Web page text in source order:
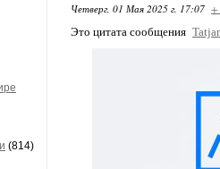
(814)
Четверг, 01 Мая 2025 г. 17:07 +
Это цитата сообщения